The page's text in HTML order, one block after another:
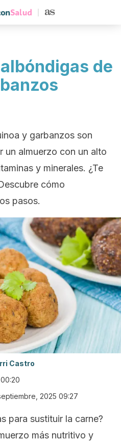
de
y garbanzos son
un almuerzo con un alto
y minerales. ¿Te
cómo
pasos.
Castro
2025 09:27
para sustituir la carne?
más nutritivo y